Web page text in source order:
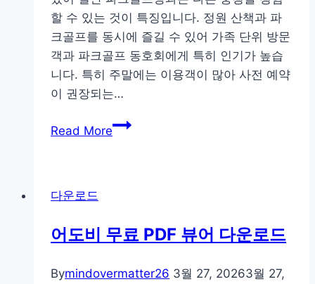
구
버
전
apk
할 수 있는 것이 특징입니다. 정원 산책과 파
크골프를 동시에 즐길 수 있어 가족 단위 방문
객과 파크골프 동호회에게 특히 인기가 높습
니다. 특히 주말에는 이용객이 많아 사전 예약
이 권장되는…
Read More칠
아
크
다운로드
어도비 무료 PDF 뷰어 다운로드
Bymindovermatter26 3월 27, 20263월 27,